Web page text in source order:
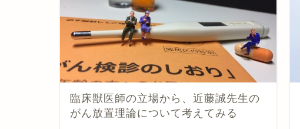
臨床獣医師の立場から、近藤誠先生の
がん放置理論について考えてみる